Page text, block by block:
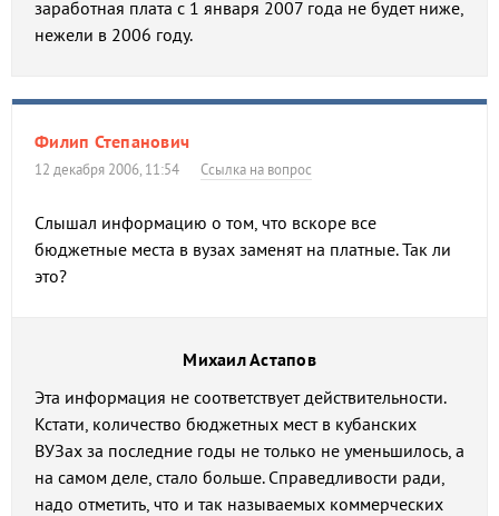
заработная плата с 1 января 2007 года не будет ниже,
нежели в 2006 году.
Филип Степанович
12 декабря 2006, 11:54 Ссылка на вопрос
Слышал информацию о том, что вскоре все
бюджетные места в вузах заменят на платные. Так ли
это?
Михаил Астапов
Эта информация не соответствует действительности.
Кстати, количество бюджетных мест в кубанских
ВУЗах за последние годы не только не уменьшилось, а
на самом деле, стало больше. Справедливости ради,
надо отметить, что и так называемых коммерческих